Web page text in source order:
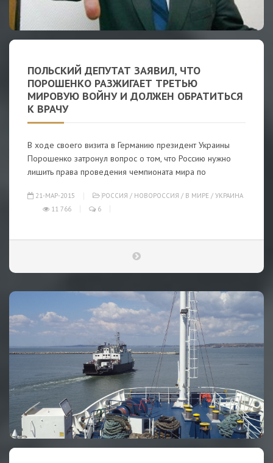
ПОЛЬСКИЙ ДЕПУТАТ ЗАЯВИЛ, ЧТО
ПОРОШЕНКО РАЗЖИГАЕТ ТРЕТЬЮ
МИРОВУЮ ВОЙНУ И ДОЛЖЕН ОБРАТИТЬСЯ
К ВРАЧУ
В ходе своего визита в Германию президент Украины
Порошенко затронул вопрос о том, что Россию нужно
лишить права проведения чемпионата мира по
21-МАР-2015 РОССИЯ / НОВОРОССИЯ / В МИРЕ / УКРАИНА
11 766
6